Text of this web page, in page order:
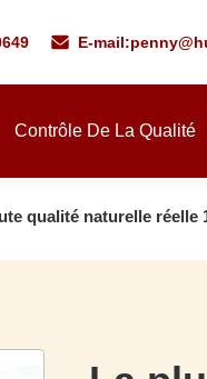
E-mail:
Contrôle De La Qualité
qualité naturelle